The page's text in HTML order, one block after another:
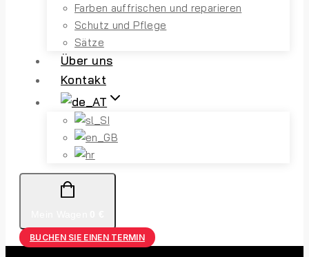
Farben auffrischen und reparieren
Schutz und Pflege
Sätze
Über uns
Kontakt
BUCHEN SIE EINEN TERMIN